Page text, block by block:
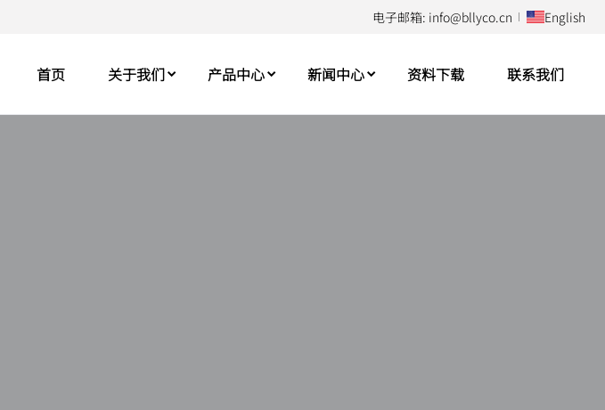
电子邮箱: info@bllyco.cn English
首页 关于我们 产品中心 新闻中心 资料下载 联系我们